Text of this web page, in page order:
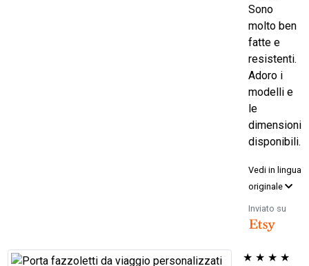
Sono
molto ben
fatte e
resistenti.
Adoro i
modelli e
le
dimensioni
disponibili.
Vedi in lingua
originale
Inviato su
★ ★ ★ ★